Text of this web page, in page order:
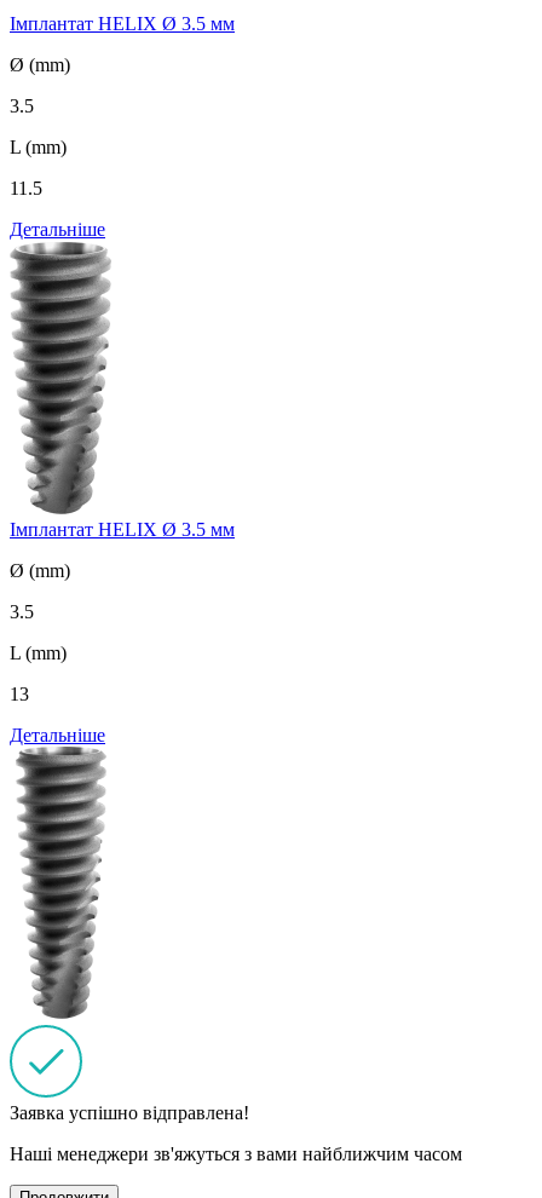
Імплантат HELIX Ø 3.5 мм
Ø (mm)
3.5
L (mm)
11.5
Детальніше
Імплантат HELIX Ø 3.5 мм
Ø (mm)
3.5
L (mm)
13
Детальніше
Заявка успішно відправлена!
Наші менеджери зв'яжуться з вами найближчим часом